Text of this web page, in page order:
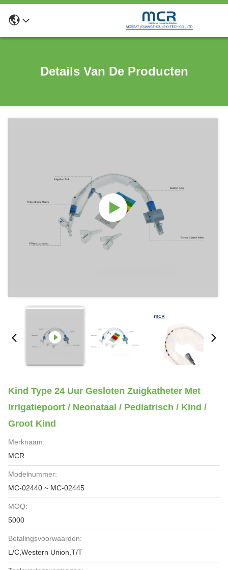
Details Van De Producten
Kind Type 24 Uur Gesloten Zuigkatheter Met
Irrigatiepoort / Neonataal / Pediatrisch / Kind /
Groot Kind
Merknaam:
MCR
Modelnummer:
MC-02440 ~ MC-02445
MOQ:
5000
Betalingsvoorwaarden:
L/C,Western Union,T/T